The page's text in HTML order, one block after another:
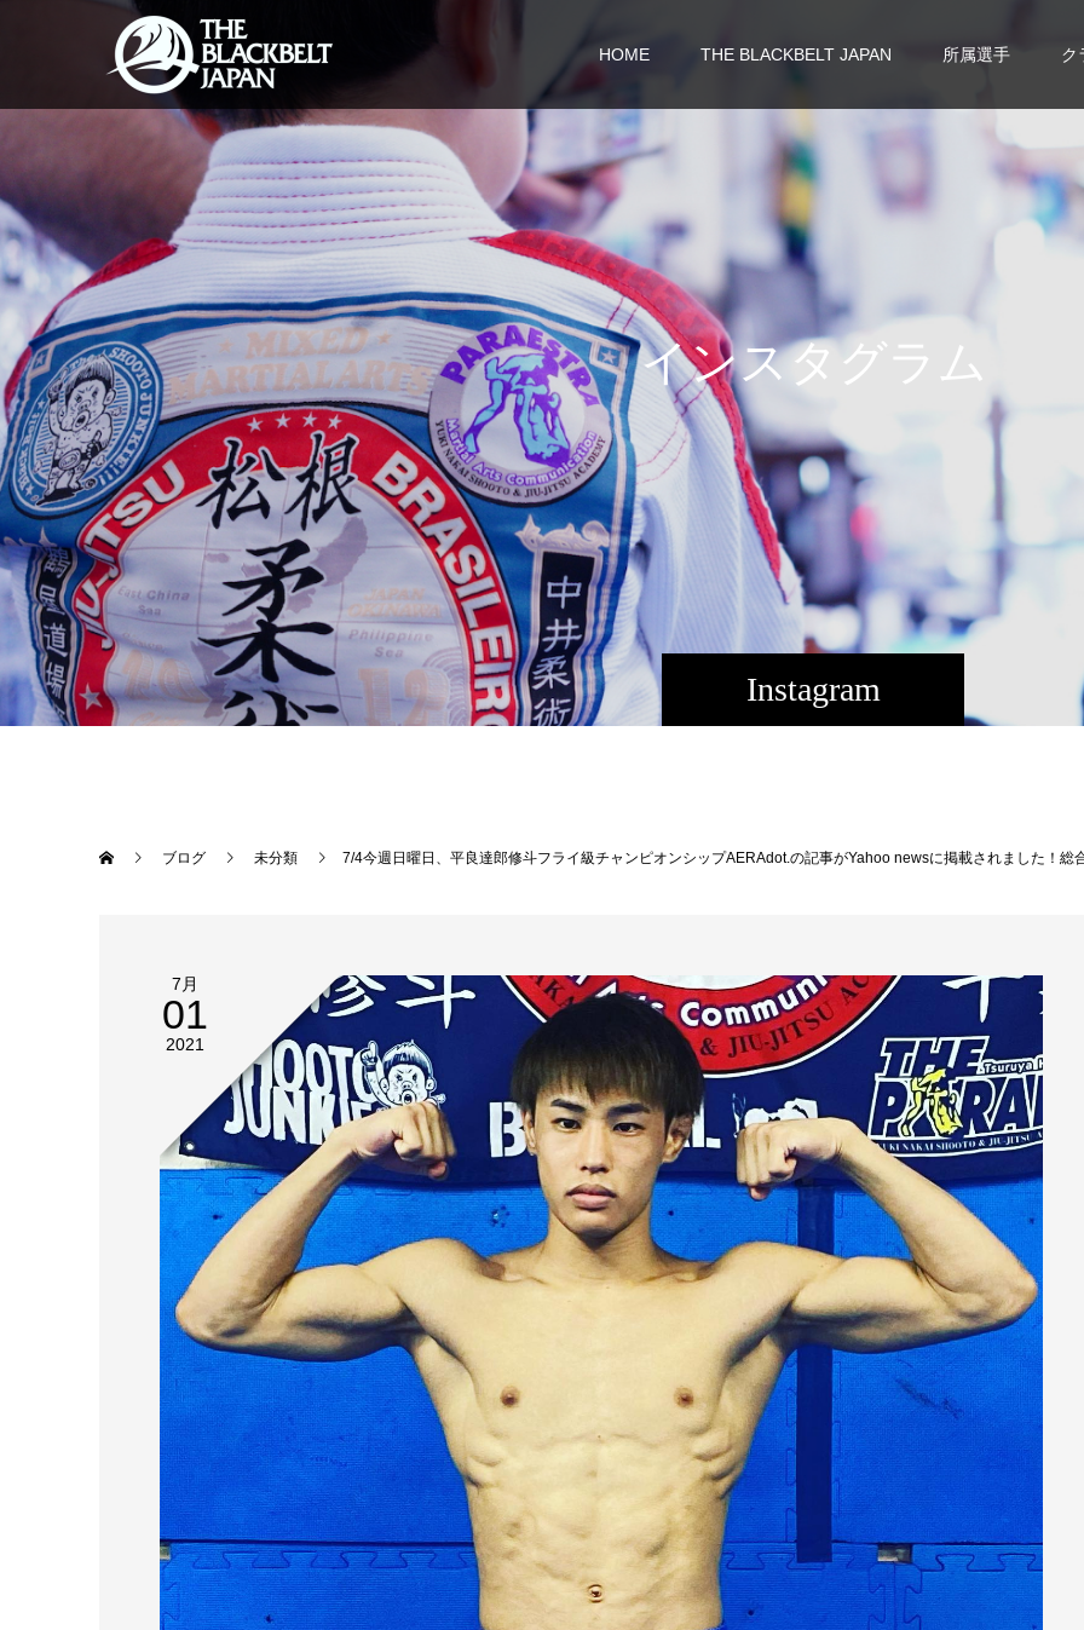
HOME THE BLACKBELT JAPAN 所属選手 ク
Instagram
インスタグラ ム
ブログ 未分類 7/4今週日曜日、平良達郎修斗フライ級チャンピオンシップAERAdot.の記事がYahoo newsに掲載されました！総合格闘技無敗の新星が修斗世界タイトル奪取へ挑む。幅広く沖縄の方に知って欲しいと切に思います。皆様御一読下さい！https://news.yahoo.co.jp/articles/065d0e2933c7875d88003d4632499d3d2434bdce今週7/4(日)平良達郎フライ級世界チャンピオンシップ、旭那拳出場！ABEMAにて無料LIVE中継！視聴URL：・第1部：https://abe.ma/2T9oR9S ・第2部：
7月
01
2021